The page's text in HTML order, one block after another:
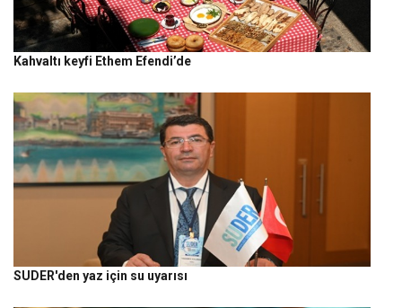
Kahvaltı keyfi Ethem Efendi’de
SUDER'den yaz için su uyarısı